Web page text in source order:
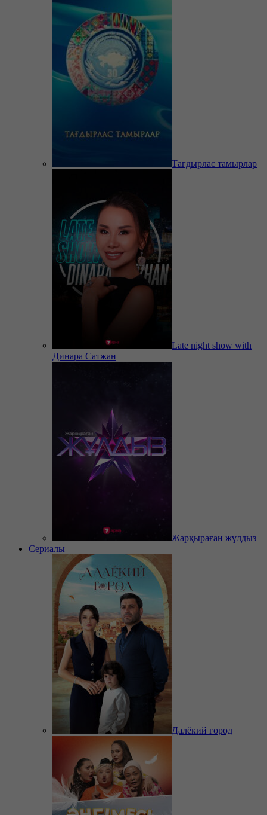
Тағдырлас тамырлар
Late night show with
Динара Сатжан
Жарқыраған жұлдыз
Сериалы
Далёкий город